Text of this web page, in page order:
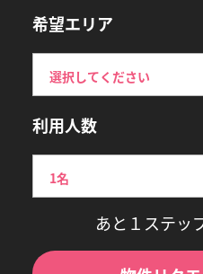
希望エリア
利用人数
あと１ステッ